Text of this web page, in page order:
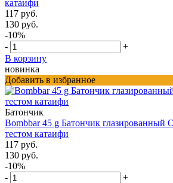
катаифи
117 руб.
130 руб.
-10%
-
+
В корзину
новинка
Добавить в избранное
Батончик
Bombbar 45 g Батончик глазированный
тестом катаифи
117 руб.
130 руб.
-10%
-
+